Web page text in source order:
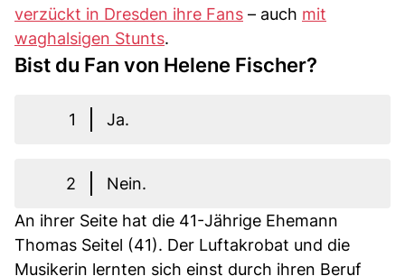
verzückt in Dresden ihre Fans – auch mit
waghalsigen Stunts.
Bist du Fan von Helene Fischer?
1 Ja.
2
Nein.
An ihrer Seite hat die 41-Jährige Ehemann
Thomas Seitel (41). Der Luftakrobat und die
Musikerin lernten sich einst durch ihren Beruf